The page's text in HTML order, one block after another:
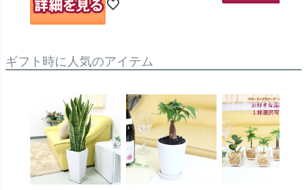
ギフト時に人気のアイテム